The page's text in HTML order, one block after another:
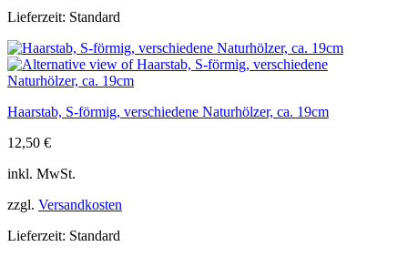
Lieferzeit: Standard
Haarstab, S-förmig, verschiedene Naturhölzer, ca. 19cm
12,50 €
inkl. MwSt.
zzgl. Versandkosten
Lieferzeit: Standard